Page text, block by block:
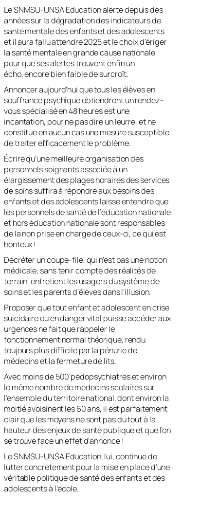
Le SNMSU-UNSA Education alerte depuis des
années sur la dégradation des indicateurs de
santé mentale des enfants et des adolescents
et il aura fallu attendre 2025 et le choix d’ériger
la santé mentale en grande cause nationale
pour que ses alertes trouvent enfin un
écho, encore bien faible de surcroît.
Annoncer aujourd’hui que tous les élèves en
souffrance psychique obtiendront un rendez-
vous spécialisé en 48 heures est une
incantation, pour ne pas dire un leurre, et ne
constitue en aucun cas une mesure susceptible
de traiter efficacement le problème.
Écrire qu’une meilleure organisation des
personnels soignants associée à un
élargissement des plages horaires des services
de soins suffira à répondre aux besoins des
enfants et des adolescents laisse entendre que
les personnels de santé de l’éducation nationale
et hors éducation nationale sont responsables
de la non prise en charge de ceux-ci, ce qui est
honteux !
Décréter un coupe-file, qui n’est pas une notion
médicale, sans tenir compte des réalités de
terrain, entretient les usagers du système de
soins et les parents d’élèves dans l’illusion.
Proposer que tout enfant et adolescent en crise
suicidaire ou en danger vital puisse accéder aux
urgences ne fait que rappeler le
fonctionnement normal théorique, rendu
toujours plus difficile par la pénurie de
médecins et la fermeture de lits.
Avec moins de 500 pédopsychiatres et environ
le même nombre de médecins scolaires sur
l’ensemble du territoire national, dont environ la
moitié avoisinent les 60 ans, il est parfaitement
clair que les moyens ne sont pas du tout à la
hauteur des enjeux de santé publique et que l’on
se trouve face un effet d’annonce !
Le SNMSU-UNSA Education, lui, continue de
lutter concrètement pour la mise en place d’une
véritable politique de santé des enfants et des
adolescents à l’école.